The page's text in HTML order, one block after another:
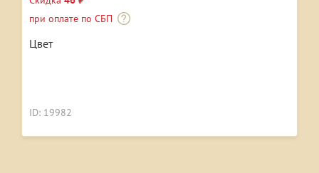
при оплате по СБП
Цвет
ID: 19982